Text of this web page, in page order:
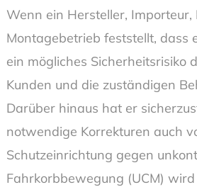
Wenn ein Hersteller,
Montagebetrieb feststellt, dass
ein mögliches Sicherheitsrisiko
Kunden und die zuständigen
Darüber hinaus hat er
notwendige Korrekturen auch
Schutzeinrichtung gegen
Fahrkorbbewegung (UCM)